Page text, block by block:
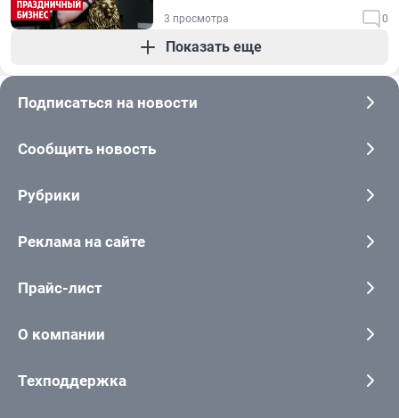
3 просмотра 0
Показать еще
Подписаться на новости
Сообщить новость
Рубрики
Реклама на сайте
Прайс-лист
О компании
Техподдержка